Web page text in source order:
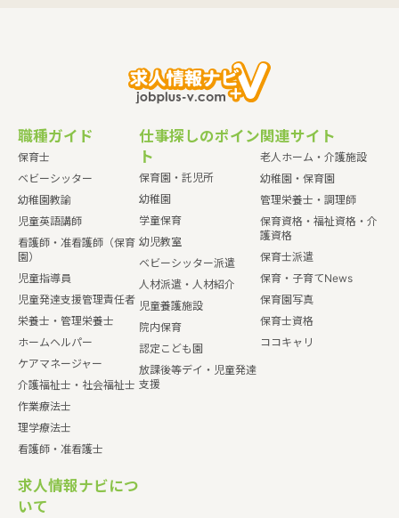
職種ガイド
保育士
ベビーシッター
幼稚園教諭
児童英語講師
看護師・准看護師（保育
園）
児童指導員
児童発達支援管理責任者
栄養士・管理栄養士
ホームヘルパー
ケアマネージャー
介護福祉士・社会福祉士
作業療法士
理学療法士
看護師・准看護士
仕事探しのポイン
ト
保育園・託児所
幼稚園
学童保育
幼児教室
ベビーシッター派遣
人材派遣・人材紹介
児童養護施設
院内保育
認定こども園
放課後等デイ・児童発達
支援
関連サイト
老人ホーム・介護施設
幼稚園・保育園
管理栄養士・調理師
保育資格・福祉資格・介
護資格
保育士派遣
保育・子育てNews
保育園写真
保育士資格
ココキャリ
求人情報ナビにつ
いて